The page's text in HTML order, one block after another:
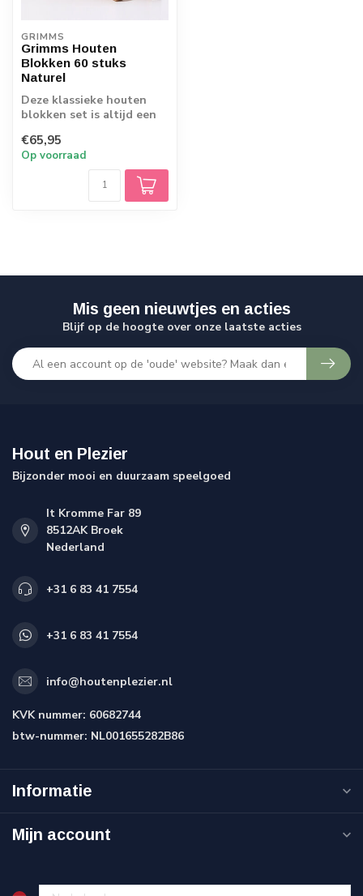
GRIMMS
Grimms Houten
Blokken 60 stuks
Naturel
Deze klassieke houten
blokken set is altijd een
blokk...
€65,95
Op voorraad
Mis geen nieuwtjes en acties
Blijf op de hoogte over onze laatste acties
Hout en Plezier
Bijzonder mooi en duurzaam speelgoed
It Kromme Far 89
8512AK Broek
Nederland
+31 6 83 41 7554
+31 6 83 41 7554
info@houtenplezier.nl
KVK nummer: 60682744
btw-nummer: NL001655282B86
Informatie
Mijn account